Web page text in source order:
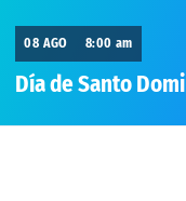
08 AGO 8:00 am
Día de Santo